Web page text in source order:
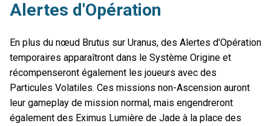
Alertes d'Opération
En plus du nœud Brutus sur Uranus, des Alertes d'Opération
temporaires apparaîtront dans le Système Origine et
récompenseront également les joueurs avec des
Particules Volatiles. Ces missions non-Ascension auront
leur gameplay de mission normal, mais engendreront
également des Eximus Lumière de Jade à la place des